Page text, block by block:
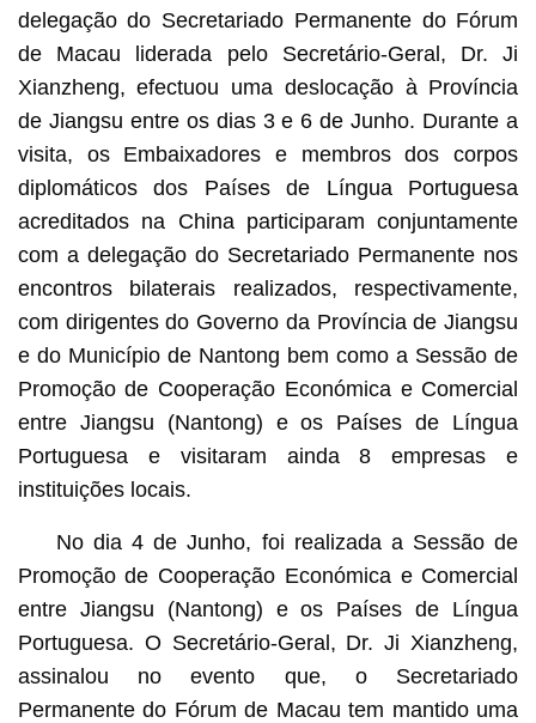
delegação do Secretariado Permanente do Fórum
de Macau liderada pelo Secretário-Geral, Dr. Ji
Xianzheng, efectuou uma deslocação à Província
de Jiangsu entre os dias 3 e 6 de Junho. Durante a
visita, os Embaixadores e membros dos corpos
diplomáticos dos Países de Língua Portuguesa
acreditados na China participaram conjuntamente
com a delegação do Secretariado Permanente nos
encontros bilaterais realizados, respectivamente,
com dirigentes do Governo da Província de Jiangsu
e do Município de Nantong bem como a Sessão de
Promoção de Cooperação Económica e Comercial
entre Jiangsu (Nantong) e os Países de Língua
Portuguesa e visitaram ainda 8 empresas e
instituições locais.
No dia 4 de Junho, foi realizada a Sessão de
Promoção de Cooperação Económica e Comercial
entre Jiangsu (Nantong) e os Países de Língua
Portuguesa. O Secretário-Geral, Dr. Ji Xianzheng,
assinalou no evento que, o Secretariado
Permanente do Fórum de Macau tem mantido uma